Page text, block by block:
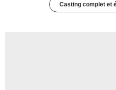
Casting complet et